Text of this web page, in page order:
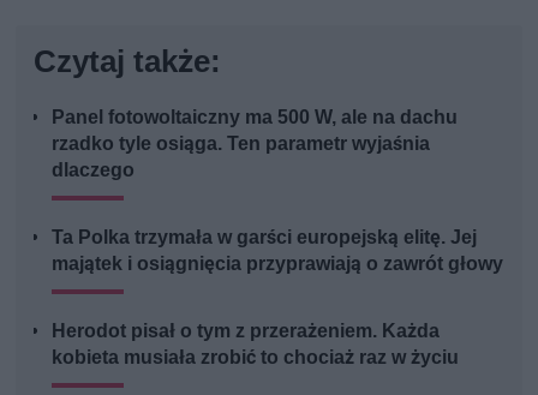
Czytaj także:
Panel fotowoltaiczny ma 500 W, ale na dachu
rzadko tyle osiąga. Ten parametr wyjaśnia
dlaczego
Ta Polka trzymała w garści europejską elitę. Jej
majątek i osiągnięcia przyprawiają o zawrót głowy
Herodot pisał o tym z przerażeniem. Każda
kobieta musiała zrobić to chociaż raz w życiu